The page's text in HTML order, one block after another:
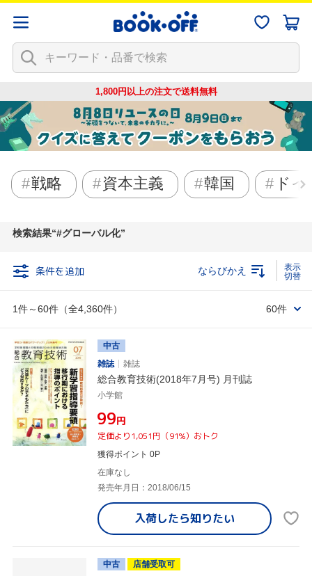
1,800円以上の注文で送料無料
戦略 資本主義 韓国 ド
検索結果 #グローバル化
条件を追加
1件～60件（全4,360件）
ならびかえ
60件
中古
雑誌
雑誌
総合教育技術(2018年7月号) 月刊誌
小学館
¥99円
定価より1,051円（91%）おトク
獲得ポイント 0P
在庫なし
発売年月日：2018/06/15
入荷したら知りたい
中古
店舗受取可